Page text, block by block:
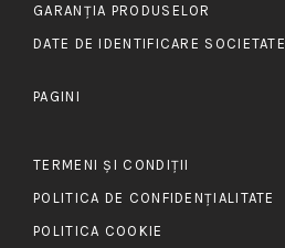
GARANȚIA PRODUSELOR
DATE DE IDENTIFICARE SOCIETATE
PAGINI
TERMENI ȘI CONDIȚII
POLITICA DE CONFIDENȚIALITATE
POLITICA COOKIE